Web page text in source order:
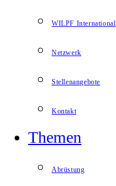
WILPF International
Netzwerk
Stellenangebote
Kontakt
Themen
Abrüstung